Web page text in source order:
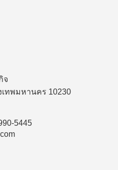
จ
ทพมหานคร 10230
5445